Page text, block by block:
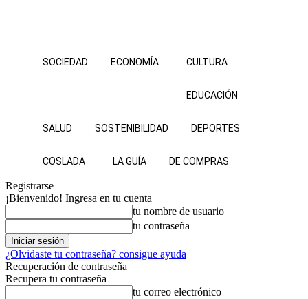
SOCIEDAD ECONOMÍA CULTURA
EDUCACIÓN
SALUD SOSTENIBILIDAD DEPORTES
COSLADA LA GUÍA DE COMPRAS
Registrarse
¡Bienvenido! Ingresa en tu cuenta
tu nombre de usuario
tu contraseña
¿Olvidaste tu contraseña? consigue ayuda
Recuperación de contraseña
Recupera tu contraseña
tu correo electrónico